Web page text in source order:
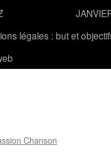
légales : but et
Chanson